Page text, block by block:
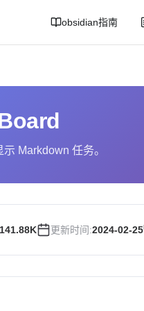
obsidian指南
Markdown 任务。
141.88K 更新时间:2024-02-25